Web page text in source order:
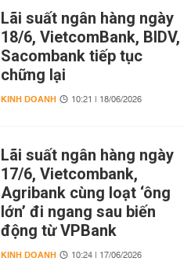
Lãi suất ngân hàng ngày
18/6, VietcomBank, BIDV,
Sacombank tiếp tục
chững lại
KINH DOANH 10:21 | 18/06/2026
Lãi suất ngân hàng ngày
17/6, Vietcombank,
Agribank cùng loạt ‘ông
lớn’ đi ngang sau biến
động từ VPBank
KINH DOANH 10:24 | 17/06/2026